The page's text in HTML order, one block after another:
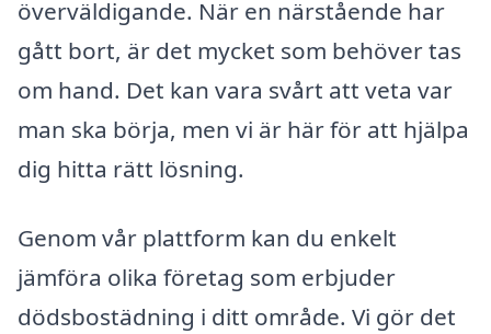
överväldigande. När en närstående har
gått bort, är det mycket som behöver tas
om hand. Det kan vara svårt att veta var
man ska börja, men vi är här för att hjälpa
dig hitta rätt lösning.
Genom vår plattform kan du enkelt
jämföra olika företag som erbjuder
dödsbostädning i ditt område. Vi gör det